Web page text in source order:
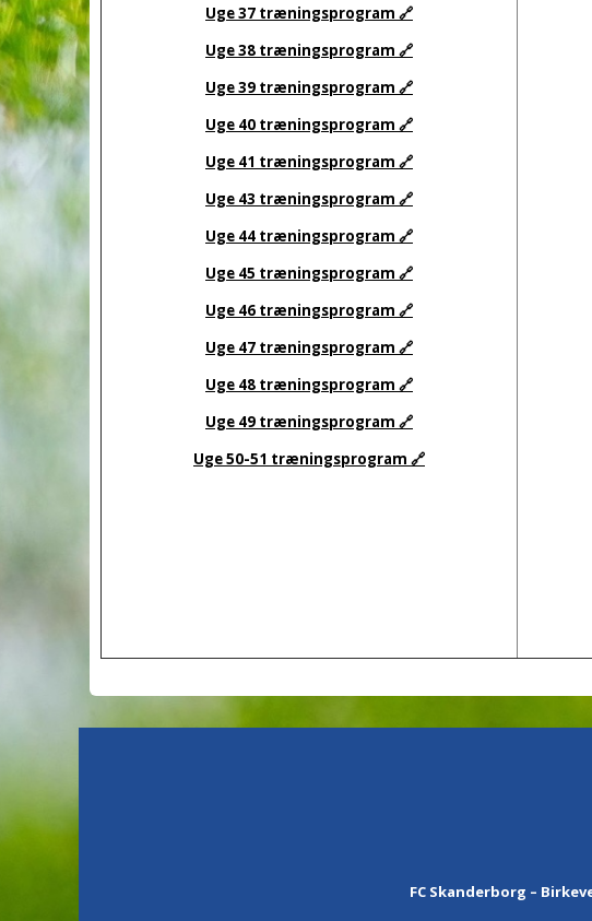
Uge 37 træningsprogram 🔗
Uge 38 træningsprogram 🔗
Uge 39 træningsprogram 🔗
Uge 40 træningsprogram 🔗
Uge 41 træningsprogram 🔗
Uge 43 træningsprogram 🔗
Uge 44 træningsprogram 🔗
Uge 45 træningsprogram 🔗
Uge 46 træningsprogram 🔗
Uge 47 træningsprogram 🔗
Uge 48 træningsprogram 🔗
Uge 49 træningsprogram 🔗
Uge 50-51 træningsprogram 🔗
FC Skanderborg –